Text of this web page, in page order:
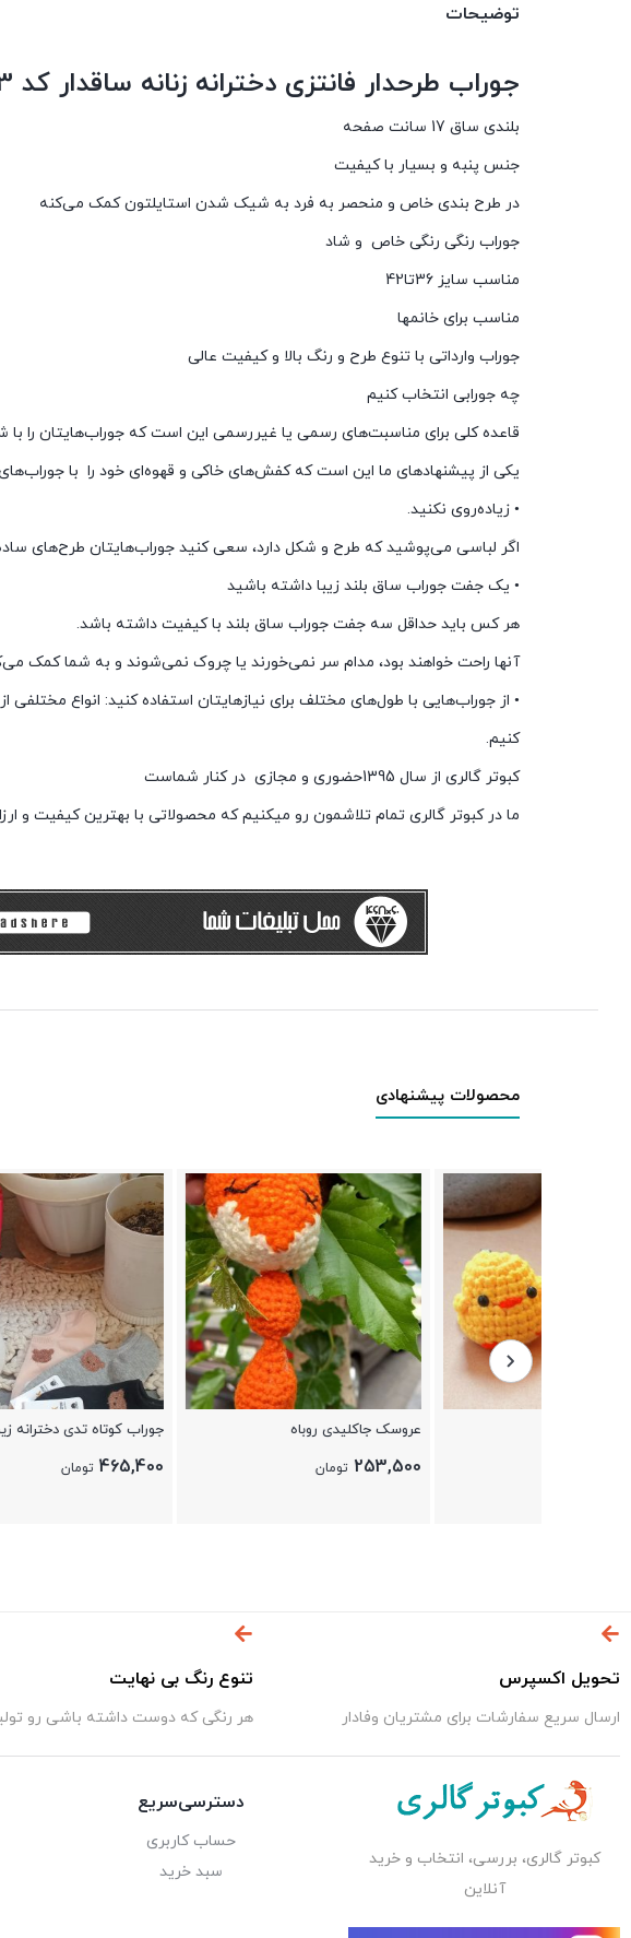
توضیحات
جوراب طرحدار فانتزی دخترانه زنانه ساقدار کد 1023
بلندی ساق 17 سانت صفحه
جنس پنبه و بسیار با کیفیت
در طرح بندی خاص و منحصر به فرد به شیک شدن استایلتون کمک می‌کنه
جوراب رنگی رنگی خاص و شاد
مناسب سایز 36تا42
مناسب برای خانمها
جوراب وارداتی با تنوع طرح و رنگ بالا و کیفیت عالی
چه جورابی انتخاب کنیم
قاعده کلی برای مناسبت‌های رسمی یا غیررسمی این است که جوراب‌هایتان را با
یکی از پیشنهادهای ما این است که کفش‌های خاکی و قهوه‌ای خود را با
• زیاده‌روی نکنید.
اگر لباسی می‌پوشید که طرح و شکل دارد، سعی کنید جوراب‌هایتان طرح‌های
• یک جفت جوراب ساق بلند زیبا داشته باشید
هر کس باید حداقل سه جفت جوراب ساق بلند با کیفیت داشته باشد.
آنها راحت خواهند بود، مدام سر نمی‌خورند یا چروک نمی‌شوند و به شما کمک
• از جوراب‌هایی با طول‌های مختلف برای نیازهایتان استفاده کنید:‌ انواع مختلفی
کنیم.
کبوتر گالری از سال 1395حضوری و مجازی در کنار شماست
ما در کبوتر گالری تمام تلاشمون رو میکنیم که محصولاتی با بهترین کیفیت و
محصولات پیشنهادی
عروسک جاکلیدی روباه
جوراب کوتاه تدی دخترانه زیر قوزکی
تحویل اکسپرس
ارسال سریع سفارشات برای مشتریان وفادار
تنوع رنگ بی نهایت
هر رنگی که دوست داشته باشی رو
کبوتر گالری، بررسی، انتخاب و خرید
آنلاین
دسترسی‌سریع
حساب کاربری
سبد خرید